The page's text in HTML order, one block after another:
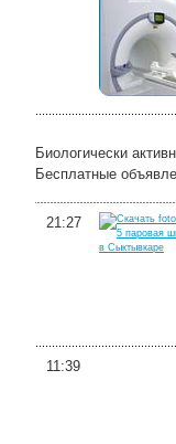
Биологически
Бесплатные
21:27
11:39